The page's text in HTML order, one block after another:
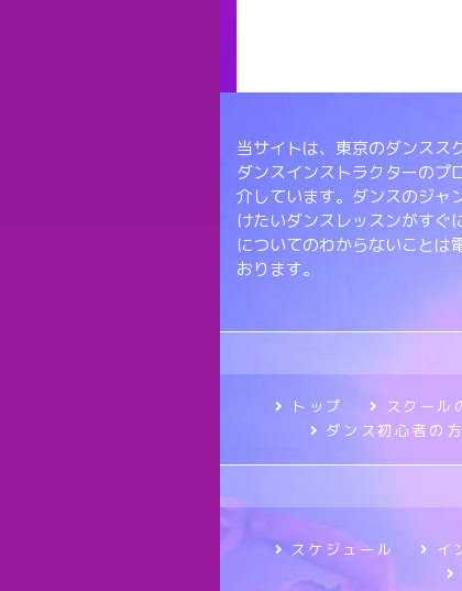
当サイトは、東京のダンスス
ダンスインストラクターのプ
介しています。ダンスのジャ
けたいダンスレッスンがすぐ
についてのわからないことは
おります。
トップ スクール
ダンス初心者の
スケジュール イ